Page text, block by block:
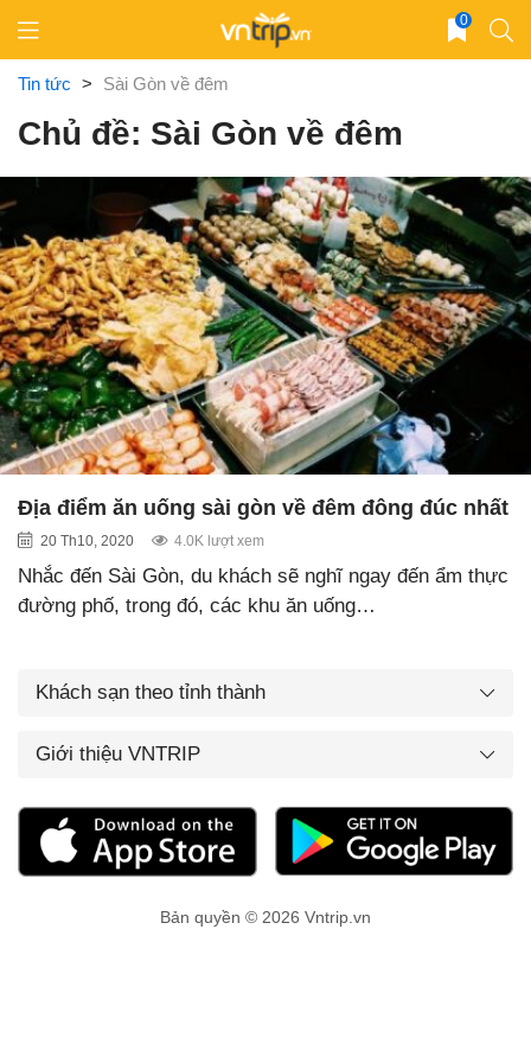
content
0
Tin tức > Sài Gòn về đêm
Chủ đề: Sài Gòn về đêm
Địa điểm ăn uống sài gòn về đêm đông đúc nhất
20 Th10, 2020 4.0K lượt xem
Nhắc đến Sài Gòn, du khách sẽ nghĩ ngay đến ẩm thực
đường phố, trong đó, các khu ăn uống…
Khách sạn theo tỉnh thành
Giới thiệu VNTRIP
Bản quyền © 2026 Vntrip.vn